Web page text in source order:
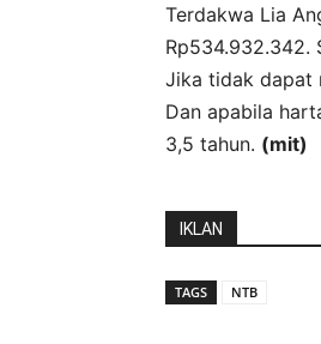
Terdakwa Lia
Rp534.932.342.
Jika tidak dapat
Dan apabila
3,5 tahun. (mit)
IKLAN
TAGS NTB